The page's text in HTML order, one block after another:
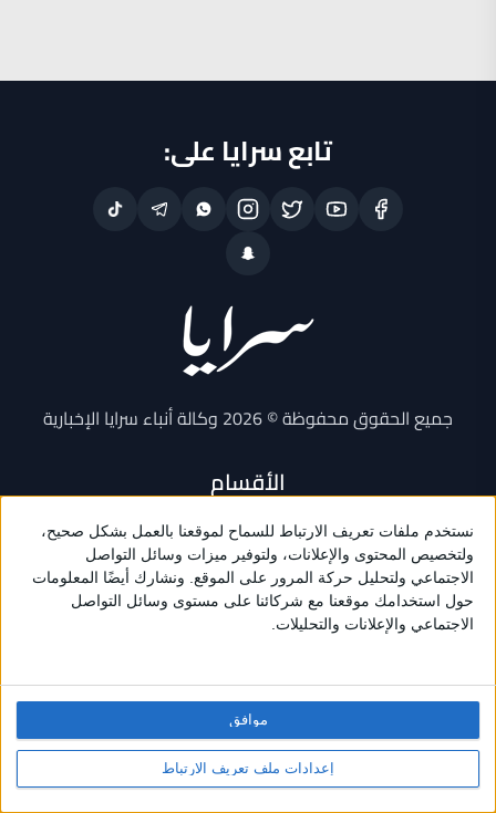
موافق
تابع سرايا على:
جميع الحقوق محفوظة © 2026 وكالة أنباء سرايا الإخبارية
الأقسام
أخبار محلية
أخبار عالمية
أخبار فنية
اقتصاد
مناسبات
وظائف